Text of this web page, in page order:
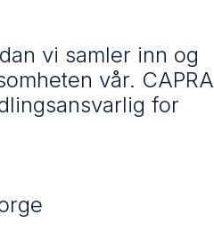
vi samler inn og
vår. CAPRA
for